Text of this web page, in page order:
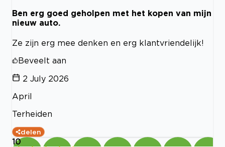
Ben erg goed geholpen met het kopen van mijn
nieuw auto.
Ze zijn erg mee denken en erg klantvriendelijk!
Beveelt aan
2 July 2026
April
Terheiden
delen
10